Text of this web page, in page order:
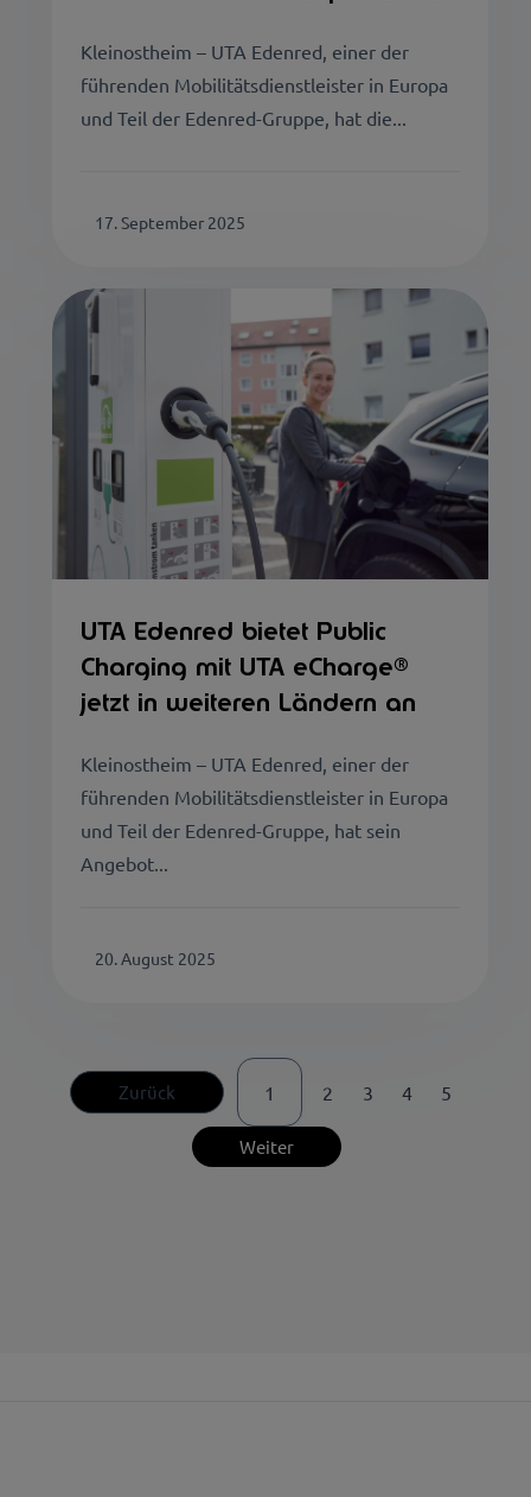
Kleinostheim – UTA Edenred, einer der
führenden Mobilitätsdienstleister in Europa
und Teil der Edenred-Gruppe, hat die...
17. September 2025
UTA Edenred bietet Public
Charging mit UTA eCharge®
jetzt in weiteren Ländern an
Kleinostheim – UTA Edenred, einer der
führenden Mobilitätsdienstleister in Europa
und Teil der Edenred-Gruppe, hat sein
Angebot...
20. August 2025
Zurück 1 2 3 4 5
Weiter